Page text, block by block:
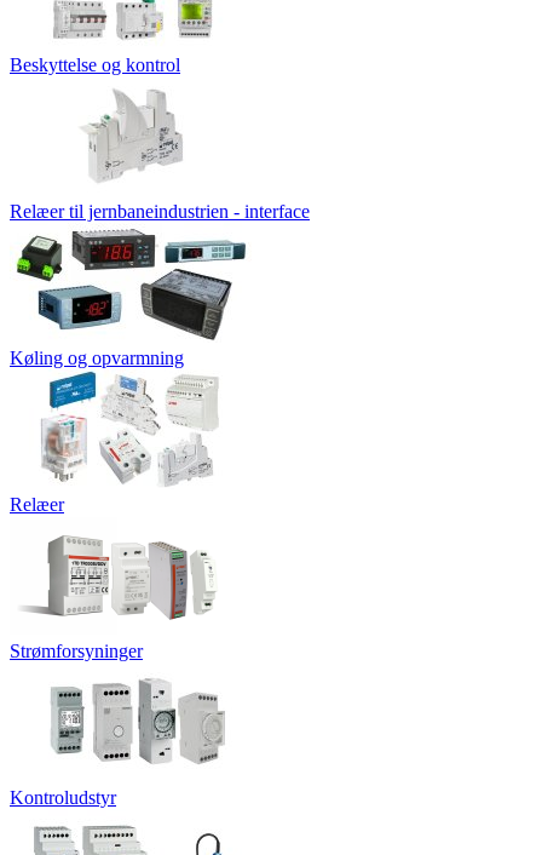
Beskyttelse og kontrol
Relæer til jernbaneindustrien - interface
Køling og opvarmning
Relæer
Strømforsyninger
Kontroludstyr